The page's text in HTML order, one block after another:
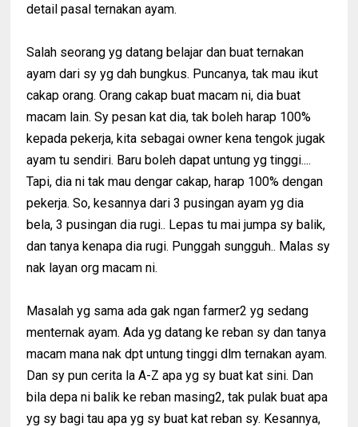
detail pasal ternakan ayam.
Salah seorang yg datang belajar dan buat ternakan
ayam dari sy yg dah bungkus. Puncanya, tak mau ikut
cakap orang. Orang cakap buat macam ni, dia buat
macam lain. Sy pesan kat dia, tak boleh harap 100%
kepada pekerja, kita sebagai owner kena tengok jugak
ayam tu sendiri. Baru boleh dapat untung yg tinggi....
Tapi, dia ni tak mau dengar cakap, harap 100% dengan
pekerja. So, kesannya dari 3 pusingan ayam yg dia
bela, 3 pusingan dia rugi.. Lepas tu mai jumpa sy balik,
dan tanya kenapa dia rugi. Punggah sungguh.. Malas sy
nak layan org macam ni.
Masalah yg sama ada gak ngan farmer2 yg sedang
menternak ayam. Ada yg datang ke reban sy dan tanya
macam mana nak dpt untung tinggi dlm ternakan ayam.
Dan sy pun cerita la A-Z apa yg sy buat kat sini. Dan
bila depa ni balik ke reban masing2, tak pulak buat apa
yg sy bagi tau apa yg sy buat kat reban sy. Kesannya,